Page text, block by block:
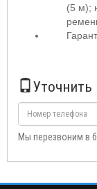
(5 м);
Уточнить
Мы перезвоним в